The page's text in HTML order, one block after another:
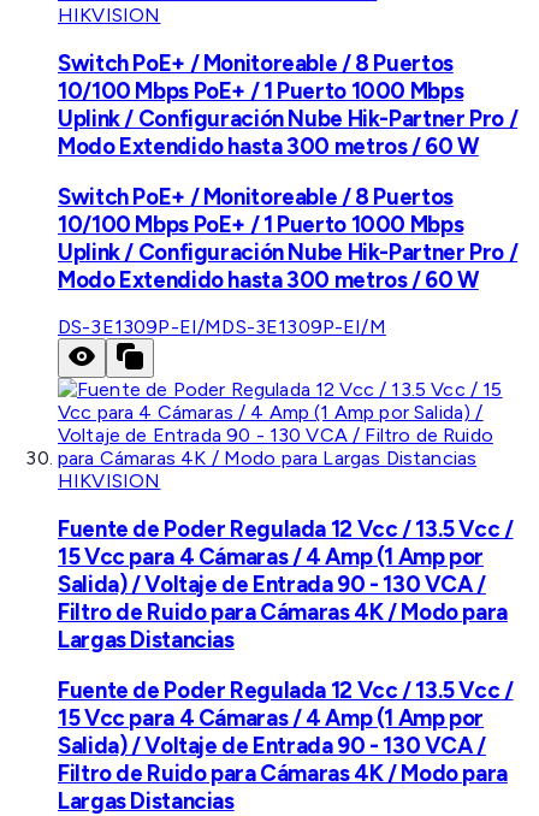
HIKVISION
Switch PoE+ / Monitoreable / 8 Puertos
10/100 Mbps PoE+ / 1 Puerto 1000 Mbps
Uplink / Configuración Nube Hik-Partner Pro /
Modo Extendido hasta 300 metros / 60 W
Switch PoE+ / Monitoreable / 8 Puertos
10/100 Mbps PoE+ / 1 Puerto 1000 Mbps
Uplink / Configuración Nube Hik-Partner Pro /
Modo Extendido hasta 300 metros / 60 W
DS-3E1309P-EI/MDS-3E1309P-EI/M
HIKVISION
Fuente de Poder Regulada 12 Vcc / 13.5 Vcc /
15 Vcc para 4 Cámaras / 4 Amp (1 Amp por
Salida) / Voltaje de Entrada 90 - 130 VCA /
Filtro de Ruido para Cámaras 4K / Modo para
Largas Distancias
Fuente de Poder Regulada 12 Vcc / 13.5 Vcc /
15 Vcc para 4 Cámaras / 4 Amp (1 Amp por
Salida) / Voltaje de Entrada 90 - 130 VCA /
Filtro de Ruido para Cámaras 4K / Modo para
Largas Distancias